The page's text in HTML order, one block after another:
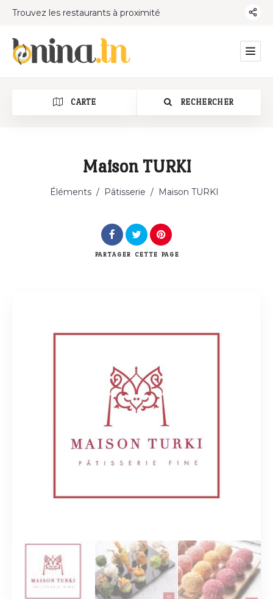
Trouvez les restaurants à proximité
CARTE RECHERCHER
Catégorie
Maison TURKI
Éléments / Pâtisserie / Maison TURKI
PARTAGER CETTE PAGE